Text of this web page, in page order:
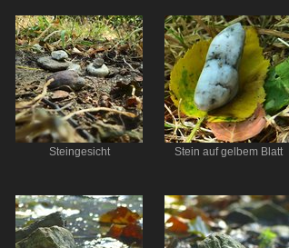
Steingesicht Stein auf gelbem Blatt